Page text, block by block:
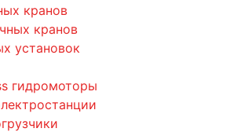
кранов
кранов
установок
гидромоторы